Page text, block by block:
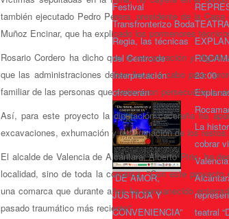
Festival
Transfronterizo Boda
Regia, las técnicas
del Centro de
Interpretación
ofrecerán
“DE AMOR,
JUSTICIA Y
CONVENIENCIA”
23:00
La
cobrar
teatral
también ejecutado Pedro Perera, presidente de la
Muñoz Encinar, que ha explicado los pormenores
Rosario Cordero ha dicho que la recuperación y
que las administraciones deben llevar a cabo para
familiar de las personas que padecieron persecución o
Así, para este proyecto la diputación cacereña ha
excavaciones, exhumación y reinhumación de los restos.
El alcalde de Valencia de Alcántara, Alberto Piris, ha
localidad, sino de toda la comarca."Con este proyecto
una comarca que durante años ha permanecido
pasado traumático más reciente".